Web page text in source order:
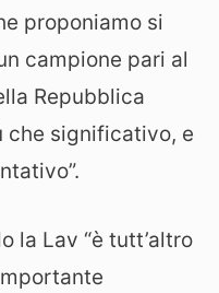
proponiamo si
campione pari al
Repubblica
che significativo, e
la Lav “è tutt’altro